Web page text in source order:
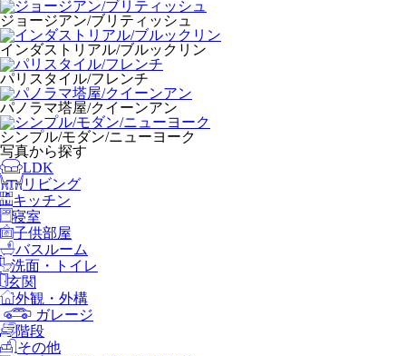
ジョージアン/ブリティッシュ
インダストリアル/ブルックリン
パリスタイル/フレンチ
パノラマ塔屋/クイーンアン
シンプル/モダン/ニューヨーク
写真から探す
LDK
リビング
キッチン
寝室
子供部屋
バスルーム
洗面・トイレ
玄関
外観・外構
ガレージ
階段
その他